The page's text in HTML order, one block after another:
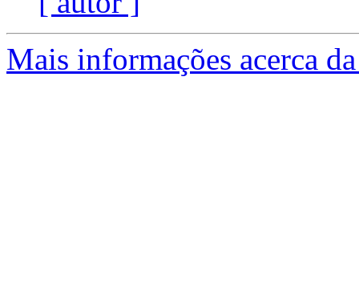
Mais informações acerca